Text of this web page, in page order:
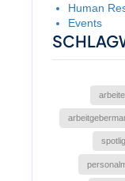
Human
Events